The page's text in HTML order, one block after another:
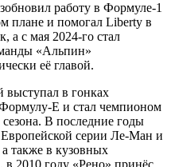
работу в Формуле-1
плане и помогал Liberty в
а с мая 2024-го стал
«Альпин»
её главой.
выступал в гонках
Е и стал чемпионом
В последние годы
Европейской серии Ле-Ман и
также в кузовных